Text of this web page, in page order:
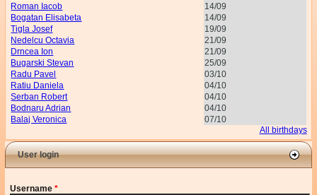
Roman Iacob
14/09
Bogatan Elisabeta
14/09
Tigla Josef
19/09
Nedelcu Octavia
21/09
Drncea Ion
21/09
Bugarski Stevan
25/09
Radu Pavel
03/10
Ratiu Daniela
04/10
Serban Robert
04/10
Bodnaru Adrian
04/10
Balaj Veronica
07/10
All birthdays
User login
Username*